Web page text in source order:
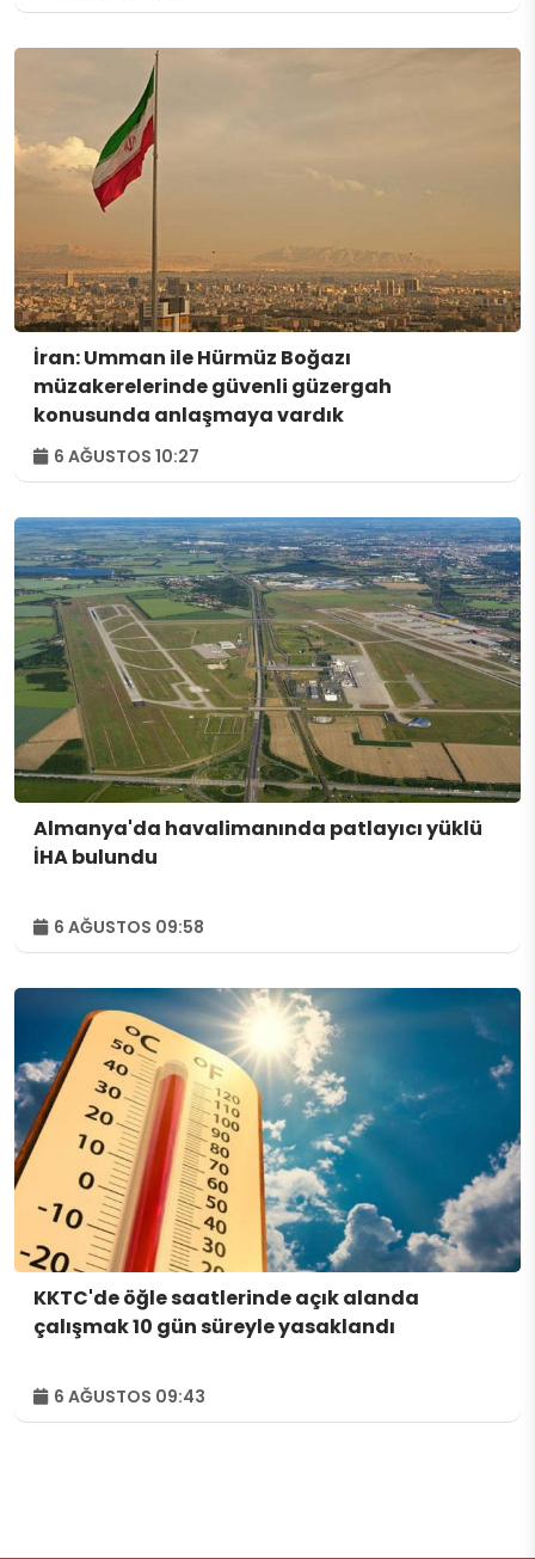
İran: Umman ile Hürmüz Boğazı
müzakerelerinde güvenli güzergah
konusunda anlaşmaya vardık
6 AĞUSTOS 10:27
Almanya'da havalimanında patlayıcı yüklü
İHA bulundu
6 AĞUSTOS 09:58
KKTC'de öğle saatlerinde açık alanda
çalışmak 10 gün süreyle yasaklandı
6 AĞUSTOS 09:43